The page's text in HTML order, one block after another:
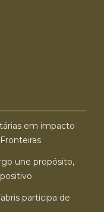
em impacto
une propósito,
participa de